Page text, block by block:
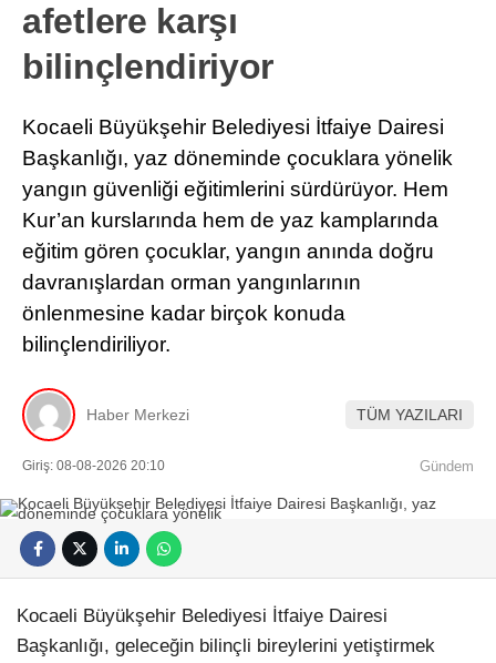
afetlere karşı
bilinçlendiriyor
Kocaeli Büyükşehir Belediyesi İtfaiye Dairesi
Başkanlığı, yaz döneminde çocuklara yönelik
yangın güvenliği eğitimlerini sürdürüyor. Hem
Kur’an kurslarında hem de yaz kamplarında
eğitim gören çocuklar, yangın anında doğru
davranışlardan orman yangınlarının
önlenmesine kadar birçok konuda
bilinçlendiriliyor.
Haber Merkezi TÜM YAZILARI
Giriş: 08-08-2026 20:10 Gündem
Kocaeli Büyükşehir Belediyesi İtfaiye Dairesi
Başkanlığı, geleceğin bilinçli bireylerini yetiştirmek